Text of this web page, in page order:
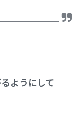
ようにして